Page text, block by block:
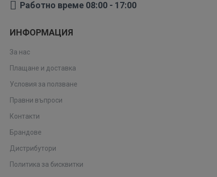
Работно време 08:00 - 17:00
ИНФОРМАЦИЯ
За нас
Плащане и доставка
Условия за ползване
Правни въпроси
Контакти
Брандове
Дистрибутори
Политика за бисквитки